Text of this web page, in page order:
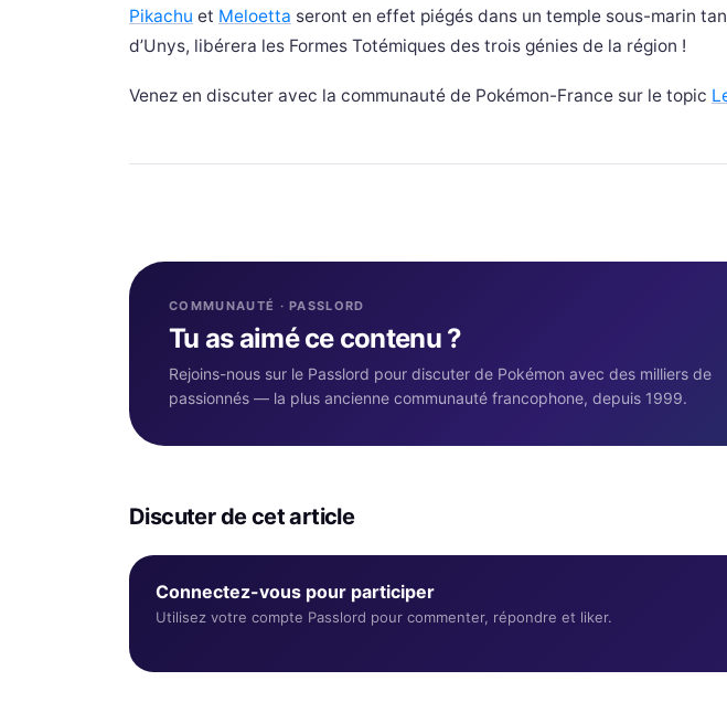
Pikachu et Meloetta seront en effet piégés dans un temple sous-marin
d’Unys, libérera les Formes Totémiques des trois génies de la région !
Venez en discuter avec la communauté de Pokémon-France sur le topic
COMMUNAUTÉ · PASSLORD
Tu as aimé ce contenu ?
Rejoins-nous sur le Passlord pour discuter de Pokémon avec des milliers de
passionnés — la plus ancienne communauté francophone, depuis 1999.
Discuter de cet article
Connectez-vous pour participer
Utilisez votre compte Passlord pour commenter, répondre et liker.